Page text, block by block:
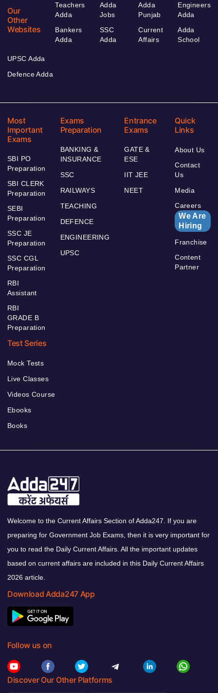
Our
Other
Websites
Teachers
Adda
Bankers
Adda
Adda
Jobs
SSC
Adda
Adda
Punjab
Current
Affairs
Engineers
Adda
Adda
School
UPSC Adda
Defence Adda
Most
Important
Exams
SBI PO
Preparation
SBI CLERK
Preparation
SEBI
Preparation
SSC JE
Preparation
SSC CGL
Preparation
RBI
Assistant
RBI
GRADE B
Preparation
Exams
Preparation
BANKING &
INSURANCE
SSC
RAILWAYS
TEACHING
DEFENCE
ENGINEERING
UPSC
Entrance
Exams
GATE &
ESE
IIT JEE
NEET
Quick
Links
About Us
Contact
Us
Media
Careers
We Are
Hiring
Franchise
Content
Partner
Test Series
Mock Tests
Live Classes
Videos Course
Ebooks
Books
Welcome to the Current Affairs Section of Adda247. If you are
preparing for Government Job Exams, then it is very important for
you to read the Daily Current Affairs. All the important updates
based on current affairs are included in this Daily Current Affairs
2026 article.
Download Adda247 App
Follow us on
Discover Our Other Platforms